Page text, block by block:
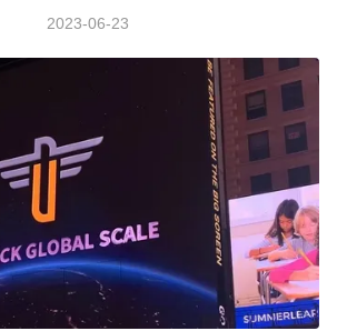
2023-06-23